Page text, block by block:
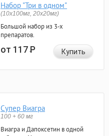
Набор "Три в одном"
(10x100мг, 20x20мг)
Большой набор из 3-х
препаратов.
от 117Р Купить
Супер Виагра
100 + 60 мг
Виагра и Дапоксетин в одной